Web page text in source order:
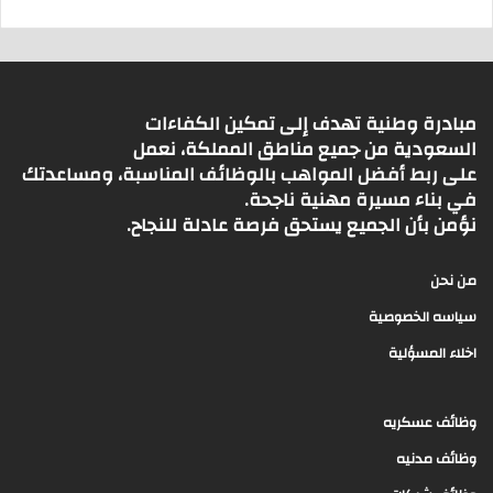
مبادرة وطنية تهدف إلى تمكين الكفاءات
السعودية من جميع مناطق المملكة، نعمل
على ربط أفضل المواهب بالوظائف المناسبة، ومساعدتك
في بناء مسيرة مهنية ناجحة.
نؤمن بأن الجميع يستحق فرصة عادلة للنجاح.
من نحن
سياسه الخصوصية
اخلاء المسؤلية
وظائف عسكريه
وظائف مدنيه